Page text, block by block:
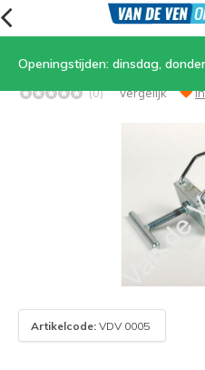
Openingstijden: dinsdag, donderdag en
Poelietrekker voor
(0) Vergelijk
Artikelcode: VDV 0005